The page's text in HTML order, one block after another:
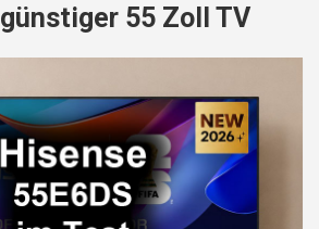
günstiger 55 Zoll TV